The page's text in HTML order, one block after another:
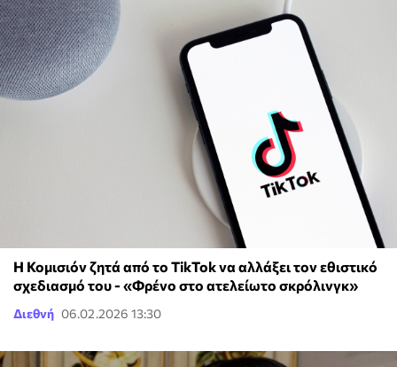
Η Κομισιόν ζητά από το TikTok να αλλάξει τον εθιστικό
σχεδιασμό του - «Φρένο στο ατελείωτο σκρόλινγκ»
Διεθνή 06.02.2026 13:30